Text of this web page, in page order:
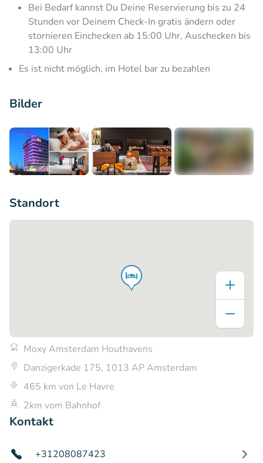
Bei Bedarf kannst Du Deine Reservierung bis zu 24
Stunden vor Deinem Check-In gratis ändern oder
stornieren Einchecken ab 15:00 Uhr, Auschecken bis
13:00 Uhr
Es ist nicht möglich, im Hotel bar zu bezahlen
Bilder
Standort
Moxy Amsterdam Houthavens
Danzigerkade 175, 1013 AP Amsterdam
465 km von Le Havre
2km vom Bahnhof
Kontakt
+31208087423